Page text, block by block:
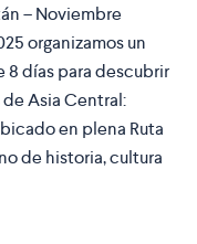
– Noviembre
organizamos un
8 días para descubrir
Asia Central:
en plena Ruta
de historia, cultura